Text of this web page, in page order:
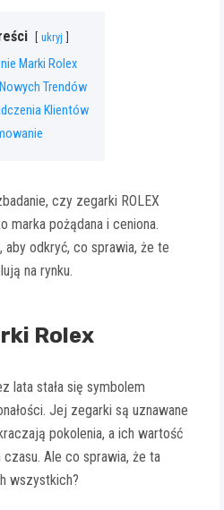
ukryj
Marki Rolex
Trendów
Klientów
czy zegarki ROLEX
marka pożądana i ceniona.
odkryć, co sprawia, że te
na rynku.
Rolex
lata stała się symbolem
Jej zegarki są uznawane
pokolenia, a ich wartość
Ale co sprawia, że ta
wszystkich?